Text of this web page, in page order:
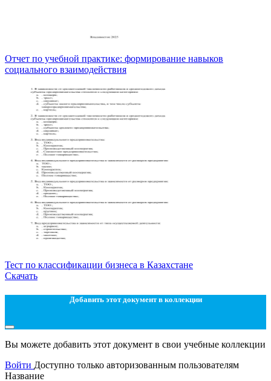
Отчет по учебной практике: формирование навыков
социального взаимодействия
Тест по классификации бизнеса в Казахстане
Скачать
Добавить этот документ в коллекции
Вы можете добавить этот документ в свои учебные коллекции
Войти Доступно только авторизованным пользователям
Название